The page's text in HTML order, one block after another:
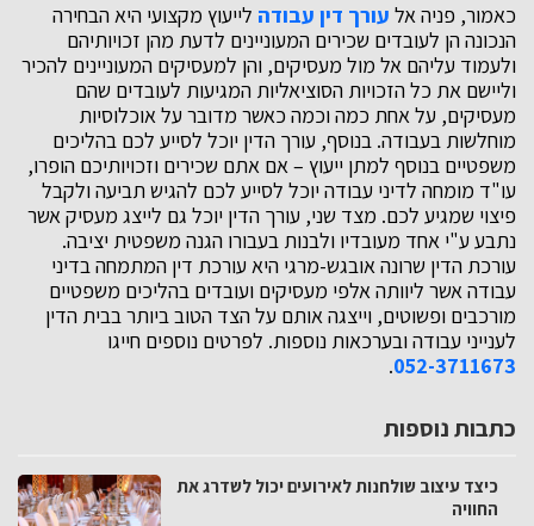
כאמור, פניה אל עורך דין עבודה לייעוץ מקצועי היא הבחירה
הנכונה הן לעובדים שכירים המעוניינים לדעת מהן זכויותיהם
ולעמוד עליהם אל מול מעסיקים, והן למעסיקים המעוניינים להכיר
וליישם את כל הזכויות הסוציאליות המגיעות לעובדים שהם
מעסיקים, על אחת כמה וכמה כאשר מדובר על אוכלוסיות
מוחלשות בעבודה. בנוסף, עורך הדין יוכל לסייע לכם בהליכים
משפטיים בנוסף למתן ייעוץ – אם אתם שכירים וזכויותיכם הופרו,
עו"ד מומחה לדיני עבודה יוכל לסייע לכם להגיש תביעה ולקבל
פיצוי שמגיע לכם. מצד שני, עורך הדין יוכל גם לייצג מעסיק אשר
נתבע ע"י אחד מעובדיו ולבנות בעבורו הגנה משפטית יציבה.
עורכת הדין שרונה אובגש-מרגי היא עורכת דין המתמחה בדיני
עבודה אשר ליוותה אלפי מעסיקים ועובדים בהליכים משפטיים
מורכבים ופשוטים, וייצגה אותם על הצד הטוב ביותר בבית הדין
לענייני עבודה ובערכאות נוספות. לפרטים נוספים חייגו
052-3711673
.
כתבות נוספות
כיצד עיצוב שולחנות לאירועים יכול לשדרג את
החוויה